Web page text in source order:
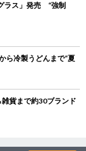
ラス」発売 “強制
ら冷製うどんまで“夏
貨まで約30ブランド